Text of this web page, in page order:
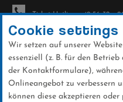
Direkt
zum
Ticket-Hotline: +49 56 32 -
Cookie settings
Wir setzen auf unserer
essenziell (z. B. für den
der Kontaktformulare),
Onlineangebot zu verbessern
können diese akzeptieren